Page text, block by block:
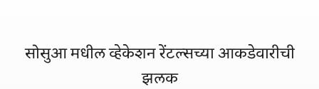
सोसुआ मधील व्हेकेशन रेंटल्सच्या आकडेवारीची
झलक